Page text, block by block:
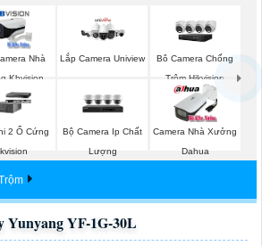
Nhà
Kbvision
Lắp Camera Uniview
Bô Camera Chống
Trộm Hikvision
2 Ổ Cứng
Bộ Camera Ip Chất
Lượng
Camera Nhà Xưởng
Dahua
Yunyang YF-1G-30L